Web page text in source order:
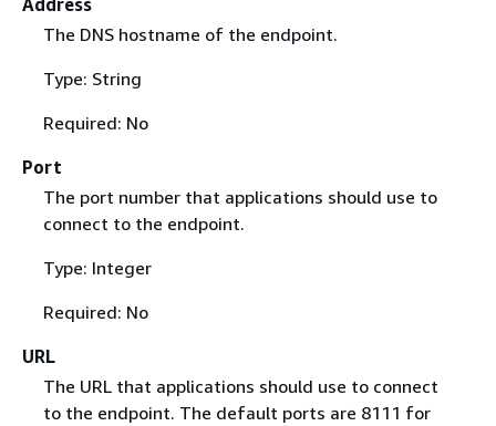
The DNS hostname of the endpoint.
Type: String
Required: No
Port
The port number that applications should use to
connect to the endpoint.
Type: Integer
Required: No
URL
The URL that applications should use to connect
to the endpoint. The default ports are 8111 for